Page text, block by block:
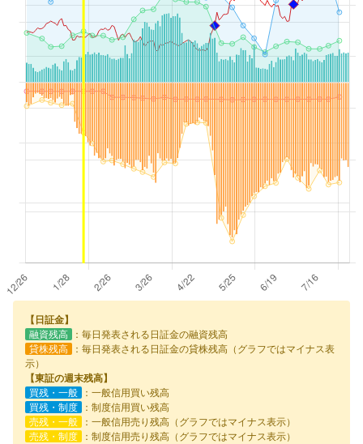
【日証金】
融資残高
：毎日発表される日証金の融資残高
貸株残高
：毎日発表される日証金の貸株残高（グラフではマイナス表
示）
【東証の週末残高】
買残・一般
：一般信用買い残高
買残・制度
：制度信用買い残高
売残・一般
：一般信用売り残高（グラフではマイナス表示）
売残・制度
：制度信用売り残高（グラフではマイナス表示）